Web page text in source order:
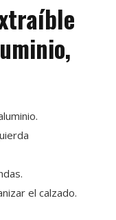
el calzado.